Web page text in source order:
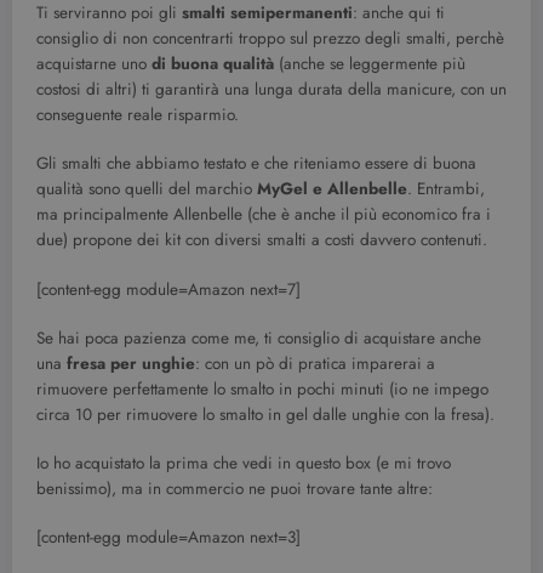
Ti serviranno poi gli smalti semipermanenti: anche qui ti
consiglio di non concentrarti troppo sul prezzo degli smalti, perchè
acquistarne uno di buona qualità (anche se leggermente più
costosi di altri) ti garantirà una lunga durata della manicure, con un
conseguente reale risparmio.
Gli smalti che abbiamo testato e che riteniamo essere di buona
qualità sono quelli del marchio MyGel e Allenbelle. Entrambi,
ma principalmente Allenbelle (che è anche il più economico fra i
due) propone dei kit con diversi smalti a costi davvero contenuti.
[content-egg module=Amazon next=7]
Se hai poca pazienza come me, ti consiglio di acquistare anche
una fresa per unghie: con un pò di pratica imparerai a
rimuovere perfettamente lo smalto in pochi minuti (io ne impego
circa 10 per rimuovere lo smalto in gel dalle unghie con la fresa).
Io ho acquistato la prima che vedi in questo box (e mi trovo
benissimo), ma in commercio ne puoi trovare tante altre:
[content-egg module=Amazon next=3]